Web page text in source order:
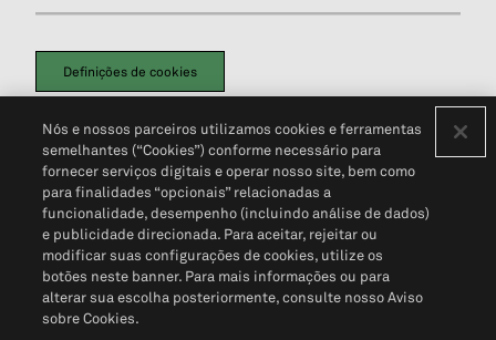
Definições de cookies
Política de PrivacidadePortal de privacidade do cliente (em inglês)
Não Venda Minhas Informações Pessoais© 2026 S&P Global
Nós e nossos parceiros utilizamos cookies e ferramentas
semelhantes (“Cookies”) conforme necessário para
fornecer serviços digitais e operar nosso site, bem como
para finalidades “opcionais” relacionadas a
funcionalidade, desempenho (incluindo análise de dados)
e publicidade direcionada. Para aceitar, rejeitar ou
modificar suas configurações de cookies, utilize os
botões neste banner. Para mais informações ou para
alterar sua escolha posteriormente, consulte nosso Aviso
sobre Cookies.